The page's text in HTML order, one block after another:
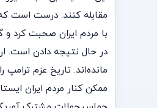
مقابله کنند. درست است که
با مردم ایران صحبت کرد
مانده‌اند. تاریخ عزم
ممکن کنار مردم ایران